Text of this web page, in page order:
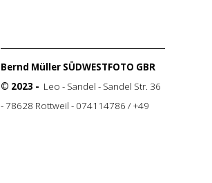
Bernd Müller SÜDWESTFOTO GBR
© 2023 - Leo - Sandel - Sandel Str. 36
- 78628 Rottweil - 074114786 / +49